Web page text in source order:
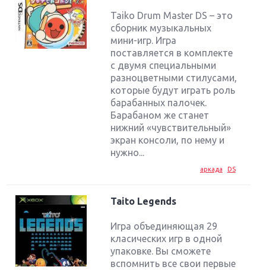
Taiko Drum Master DS – это
сборник музыкальных
мини-игр. Игра
поставляется в комплекте
с двумя специальными
разноцветными стилусами,
которые будут играть роль
барабанных палочек.
Барабаном же станет
нижний «чувствительный»
экран консоли, по нему и
нужно...
аркада DS
Taito Legends
Игра объединяющая 29
класических игр в одной
упаковке. Вы сможете
вспомнить все свои первые